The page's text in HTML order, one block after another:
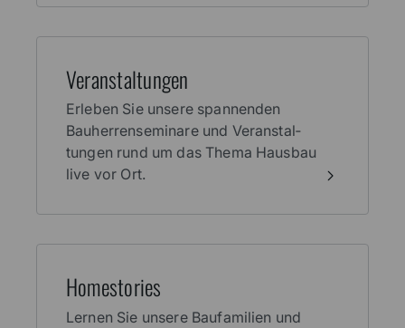
Veran­stal­tungen
Erleben Sie unsere spannenden
Bauherren­seminare und Veranstal­
tungen rund um das Thema Haus­bau
live vor Ort.
Home­stories
Lernen Sie unsere Baufamilien und